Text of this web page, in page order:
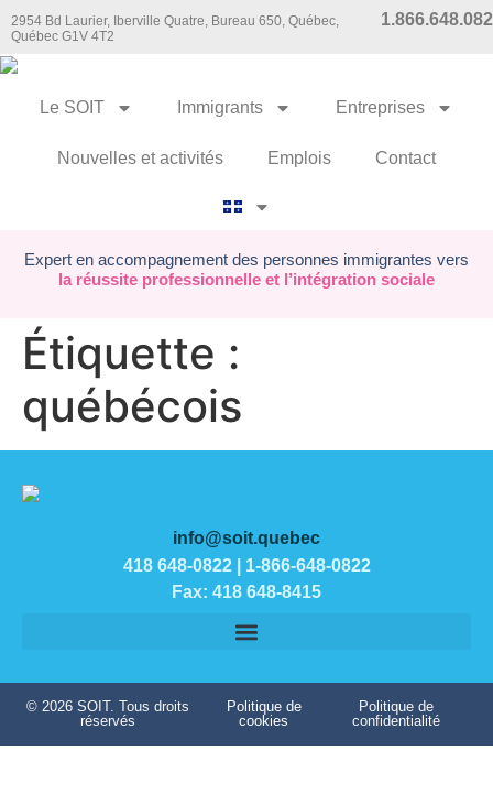
2954 Bd Laurier, Iberville Quatre, Bureau 650, Québec,
Québec G1V 4T2
Le SOIT Immigrants Entreprises
Nouvelles et activités Emplois Contact
Expert en accompagnement des personnes immigrantes vers
la réussite professionnelle et l’intégration sociale
Étiquette :
québécois
info@soit.quebec
418 648-0822 | 1-866-648-0822
Fax: 418 648-8415
© 2026 SOIT. Tous droits
réservés
Politique de
cookies
Politique de
confidentialité